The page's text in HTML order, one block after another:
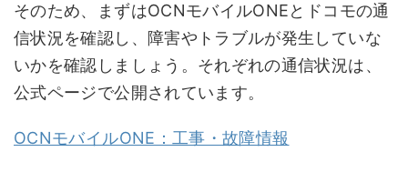
そのため、まずはOCNモバイルONEとドコモの通
信状況を確認し、障害やトラブルが発生していな
いかを確認しましょう。それぞれの通信状況は、
公式ページで公開されています。
OCNモバイルONE：工事・故障情報